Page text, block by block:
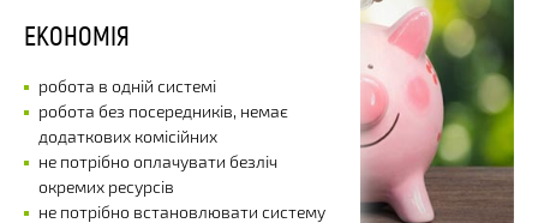
ЕКОНОМІЯ
робота в одній системі
робота без посередників, немає
додаткових комісійних
не потрібно оплачувати безліч
окремих ресурсів
не потрібно встановлювати систему